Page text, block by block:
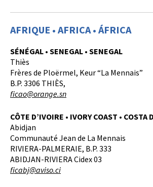
AFRIQUE • AFRICA • ÁFRICA
SÉNÉGAL • SENEGAL • SENEGAL
Thiès
Frères de Ploërmel, Keur “La Mennais”
B.P. 3306 THIÈS,
ficao@orange.sn
CÔTE D’IVOIRE • IVORY COAST • COSTA
Abidjan
Communauté Jean de La Mennais
RIVIERA-PALMERAIE, B.P. 333
ABIDJAN-RIVIERA Cidex 03
ficabj@aviso.ci